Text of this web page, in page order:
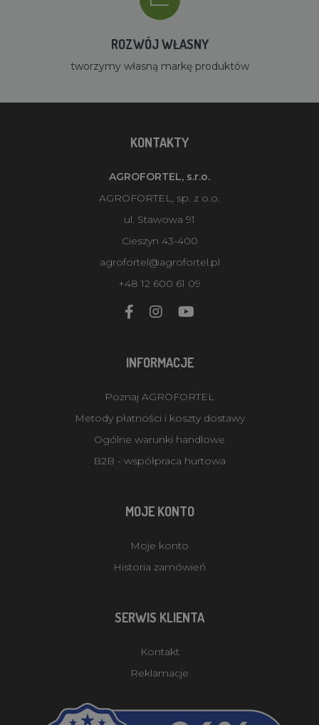
ROZWÓJ WŁASNY
tworzymy własną markę produktów
KONTAKTY
AGROFORTEL, s.r.o.
AGROFORTEL, sp. z o.o.
ul. Stawowa 91
Cieszyn 43-400
agrofortel@agrofortel.pl
+48 12 600 61 09
INFORMACJE
Poznaj AGROFORTEL
Metody płatności i koszty dostawy
Ogólne warunki handlowe
B2B - współpraca hurtowa
MOJE KONTO
Moje konto
Historia zamówień
SERWIS KLIENTA
Kontakt
Reklamacje